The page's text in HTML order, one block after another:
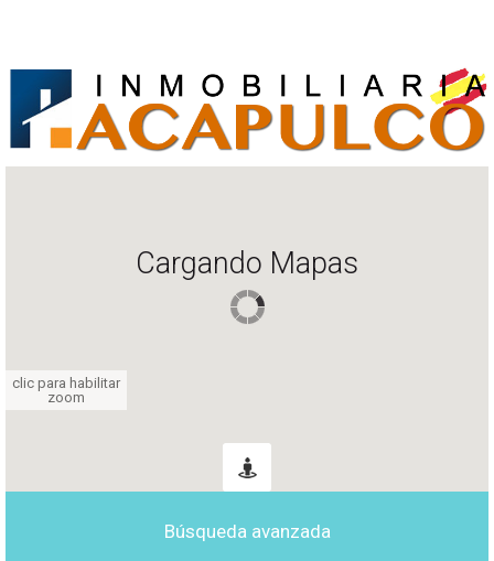
clic para habilitar
zoom
Cargando Mapas
Búsqueda avanzada